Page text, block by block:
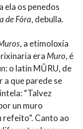
ela os penedos
de Fóra, debulla.
, a etimoloxía
era Muro, é
o latín MŪRU, de
a que parede se
“Talvez
un muro
Canto ao